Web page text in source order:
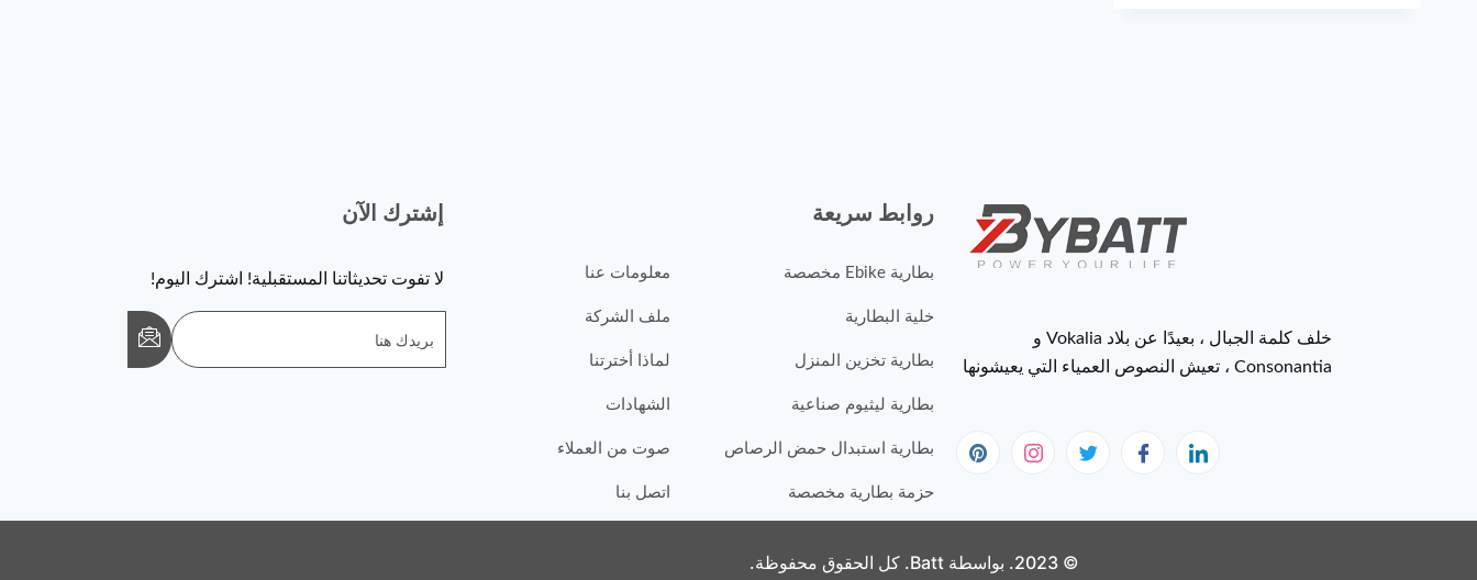
خلف كلمة الجبال ، بعيدًا عن بلاد Vokalia و
Consonantia ، تعيش النصوص العمياء التي يعيشونها
روابط سريعة
بطارية Ebike مخصصة
خلية البطارية
بطارية تخزين المنزل
بطارية ليثيوم صناعية
بطارية استبدال حمض الرصاص
حزمة بطارية مخصصة
معلومات عنا
ملف الشركة
لماذا أخترتنا
الشهادات
صوت من العملاء
اتصل بنا
إشترك الآن
لا تفوت تحديثاتنا المستقبلية! اشترك اليوم!
© 2023. بواسطة Batt. كل الحقوق محفوظة.